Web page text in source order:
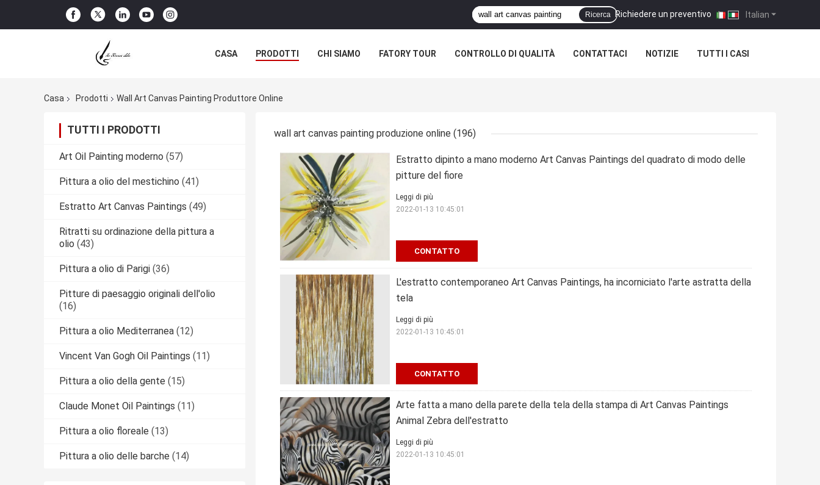
Italian
Richiedere un preventivo |
Ricerca
CASA PRODOTTI CHI SIAMO FATORY TOUR CONTROLLO DI QUALITÀ CONTATTACI NOTIZIE TUTTI I CASI
Casa Prodotti Wall Art Canvas Painting Produttore Online
TUTTI I PRODOTTI
Art Oil Painting moderno (57)
Pittura a olio del mestichino (41)
Estratto Art Canvas Paintings (49)
Ritratti su ordinazione della pittura a
olio (43)
Pittura a olio di Parigi (36)
Pitture di paesaggio originali dell'olio
(16)
Pittura a olio Mediterranea (12)
Vincent Van Gogh Oil Paintings (11)
Pittura a olio della gente (15)
Claude Monet Oil Paintings (11)
Pittura a olio floreale (13)
Pittura a olio delle barche (14)
wall art canvas painting produzione online (196)
Estratto dipinto a mano moderno Art Canvas Paintings del quadrato di modo delle
pitture del fiore
CONTATTO
Leggi di più
2022-01-13 10:45:01
L'estratto contemporaneo Art Canvas Paintings, ha incorniciato l'arte astratta della
tela
CONTATTO
Leggi di più
2022-01-13 10:45:01
Arte fatta a mano della parete della tela della stampa di Art Canvas Paintings
Animal Zebra dell'estratto
Leggi di più
2022-01-13 10:45:01